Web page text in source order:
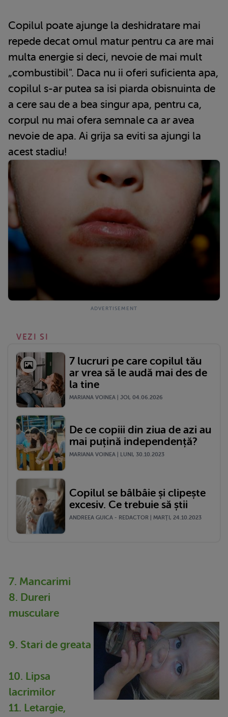
Copilul poate ajunge la deshidratare mai
repede decat omul matur pentru ca are mai
multa energie si deci, nevoie de mai mult
„combustibil". Daca nu ii oferi suficienta apa,
copilul s-ar putea sa isi piarda obisnuinta de
a cere sau de a bea singur apa, pentru ca,
corpul nu mai ofera semnale ca ar avea
nevoie de apa. Ai grija sa eviti sa ajungi la
acest stadiu!
VEZI SI
7 lucruri pe care copilul tău
ar vrea să le audă mai des de
la tine
MARIANA VOINEA | JOI, 04.06.2026
De ce copiii din ziua de azi au
mai puțină independență?
MARIANA VOINEA | LUNI, 30.10.2023
Copilul se bâlbâie și clipește
excesiv. Ce trebuie să știi
ANDREEA GUICA - REDACTOR | MARŢI, 24.10.2023
7. Mancarimi
8. Dureri
musculare
9. Stari de greata
10. Lipsa
lacrimilor
11. Letargie,